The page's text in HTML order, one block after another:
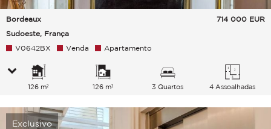
Bordeaux
Sudoeste, França
714 000 EUR
V0642BX Venda Apartamento
126 m² 126 m² 3 Quartos 4 Assoalhadas
Exclusivo